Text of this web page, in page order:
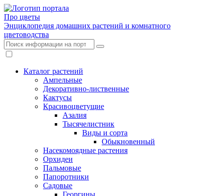
Про цветы
Энциклопедия домашних растений и комнатного
цветоводства
Каталог растений
Ампельные
Декоративно-лиственные
Кактусы
Красивоцветущие
Азалия
Тысячелистник
Виды и сорта
Обыкновенный
Насекомоядные растения
Орхидеи
Пальмовые
Папоротники
Садовые
Георгины